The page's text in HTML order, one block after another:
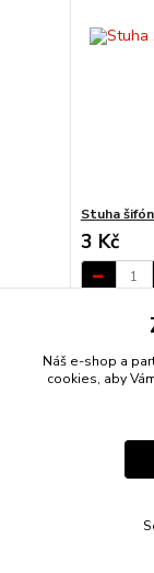
Stuha
3 Kč
Náš e-shop a
cookies, aby